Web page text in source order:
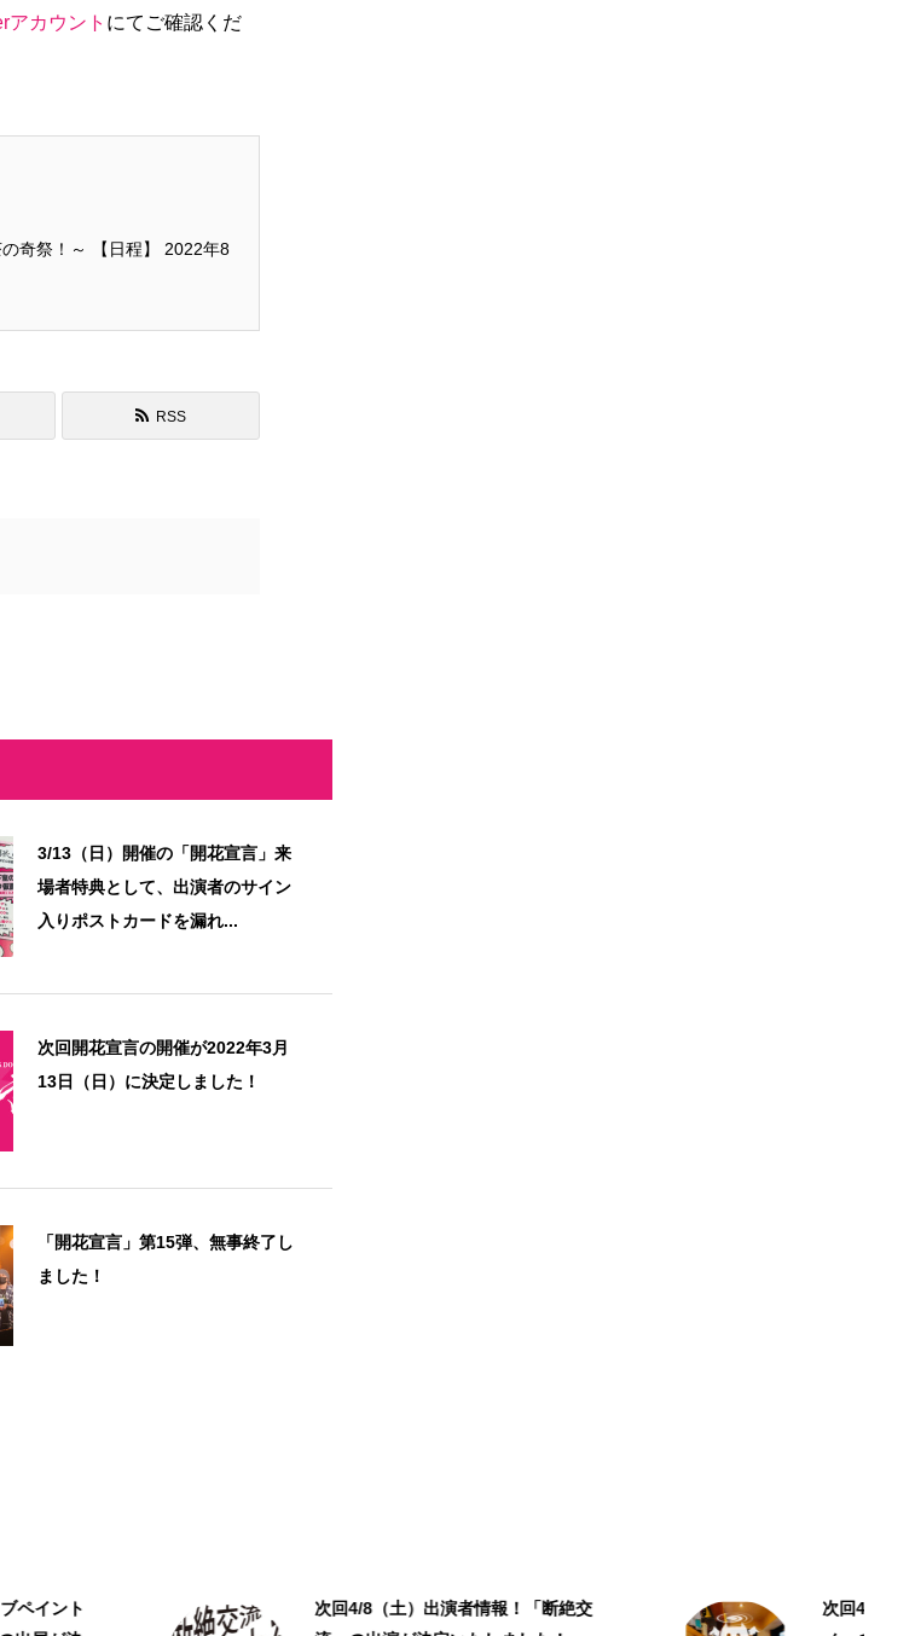
アカウント にてご確認くだ
程】 2022年8
RSS
3/13（日）開催の「開花宣言」来
場者特典として、出演者のサイン
入りポストカードを漏れ...
次回開花宣言の開催が2022年3月
13日（日）に決定しました！
「開花宣言」第15弾、無事終了し
ました！
次回4/8（土）出演者情報！「断絶交
次回4/8（土）出演者情報！「クロ